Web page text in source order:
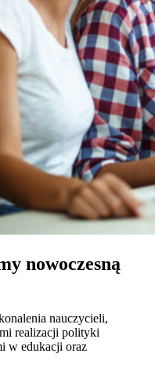
nowoczesną
nauczycieli,
realizacji polityki
w edukacji oraz